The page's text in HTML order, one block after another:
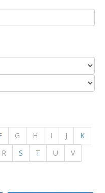
G H I J
K
R S T U
V